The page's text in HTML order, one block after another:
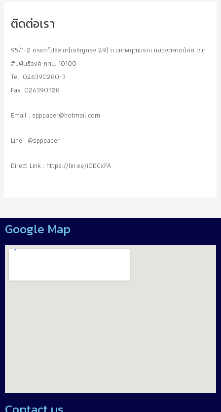
ติดต่อเรา
95/1-2 ตรอกโปริสภา(เจริญกรุง 29) ถ.มหาพฤฒมราม แขวงตลาดน้อย เขต
สัมพันธืวงค์ กทม. 10100
Tel. 026390280-3
Fax. 026390328
Email : spppaper@hotmail.com
Line : @spppaper
Direct Link : https://lin.ee/i0DCxFA
Google Map